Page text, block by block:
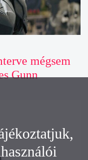
mégsem
Gunn